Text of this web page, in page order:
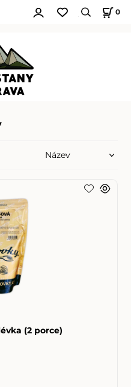
0
(2 porce)